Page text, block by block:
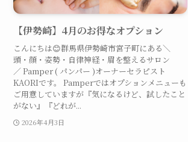
【伊勢崎】4月のお得なオプション
こんにちは😊群馬県伊勢崎市宮子町にある＼
頭・顔・姿勢・自律神経・眉を整えるサロン
／ Pamper ( パンパー )オーナーセラピスト
KAORIです。 Pamperではオプションメニューも
ご用意していますが『気になるけど、試したこと
がない』『どれが...
2026年4月3日